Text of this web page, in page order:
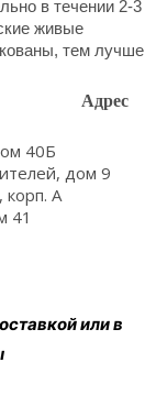
в течении 2-3
живые
тем лучше
Адрес
40Б
дом 9
корп. А
41
или в